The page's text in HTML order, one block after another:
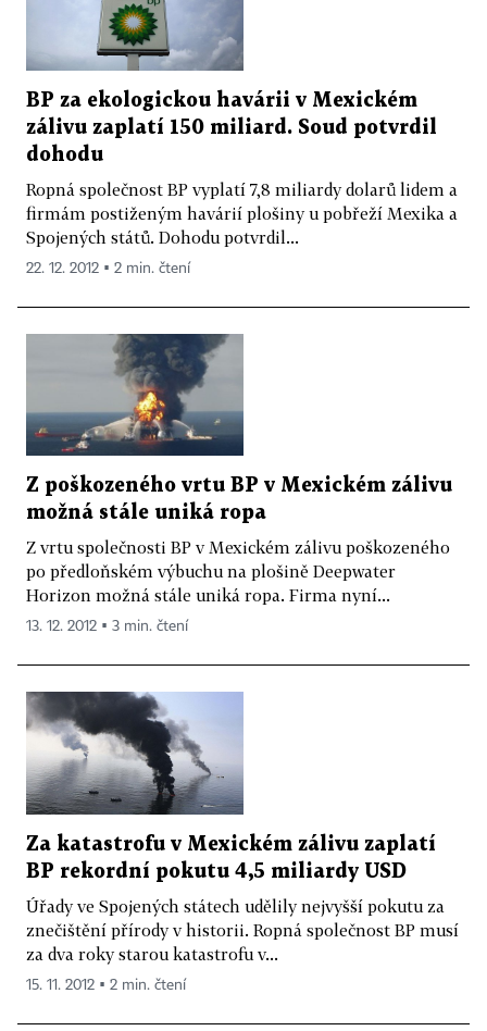
BP za ekologickou havárii v Mexickém
zálivu zaplatí 150 miliard. Soud potvrdil
dohodu
Ropná společnost BP vyplatí 7,8 miliardy dolarů lidem a
firmám postiženým havárií plošiny u pobřeží Mexika a
Spojených států. Dohodu potvrdil...
22. 12. 2012 ▪ 2 min. čtení
Z poškozeného vrtu BP v Mexickém zálivu
možná stále uniká ropa
Z vrtu společnosti BP v Mexickém zálivu poškozeného
po předloňském výbuchu na plošině Deepwater
Horizon možná stále uniká ropa. Firma nyní...
13. 12. 2012 ▪ 3 min. čtení
Za katastrofu v Mexickém zálivu zaplatí
BP rekordní pokutu 4,5 miliardy USD
Úřady ve Spojených státech udělily nejvyšší pokutu za
znečištění přírody v historii. Ropná společnost BP musí
za dva roky starou katastrofu v...
15. 11. 2012 ▪ 2 min. čtení